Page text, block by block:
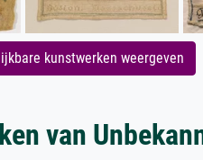
kunstwerken weergeven
van